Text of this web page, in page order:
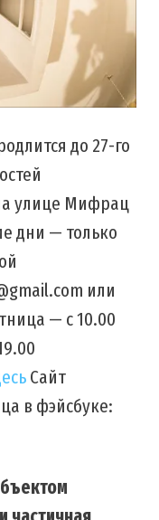
до 27-го
улице Мифрац
дни — только
или
— с 10.00
Сайт
в фэйсбуке: